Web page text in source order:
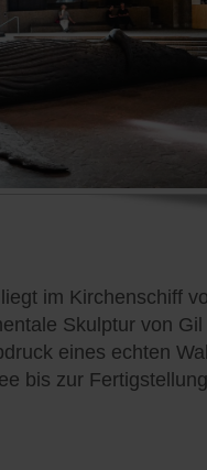
im Kirchenschiff
Skulptur von Gil
eines echten
bis zur Fertigstellung